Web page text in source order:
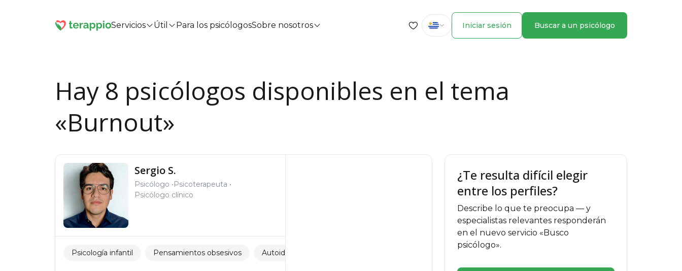
Servicios Útil Para los psicólogosSobre nosotros Iniciar sesión Buscar a un psicólogo
Hay 8 psicólogos disponibles en el tema
«Burnout»
Sergio S.
Psicólogo
Psicoterapeuta
Psicólogo clínico
Psicología infantil Pensamientos obsesivos Autoidentificación
¿Te resulta difícil elegir
entre los perfiles?
Describe lo que te preocupa — y
especialistas relevantes responderán
en el nuevo servicio «Busco
psicólogo».